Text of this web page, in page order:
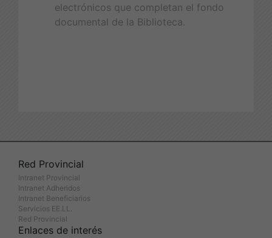
electrónicos que completan el fondo
documental de la Biblioteca.
Red Provincial
Intranet Provincial
Intranet Adheridos
Intranet Beneficiarios
Servicios EE.LL.
Red Provincial
Enlaces de interés